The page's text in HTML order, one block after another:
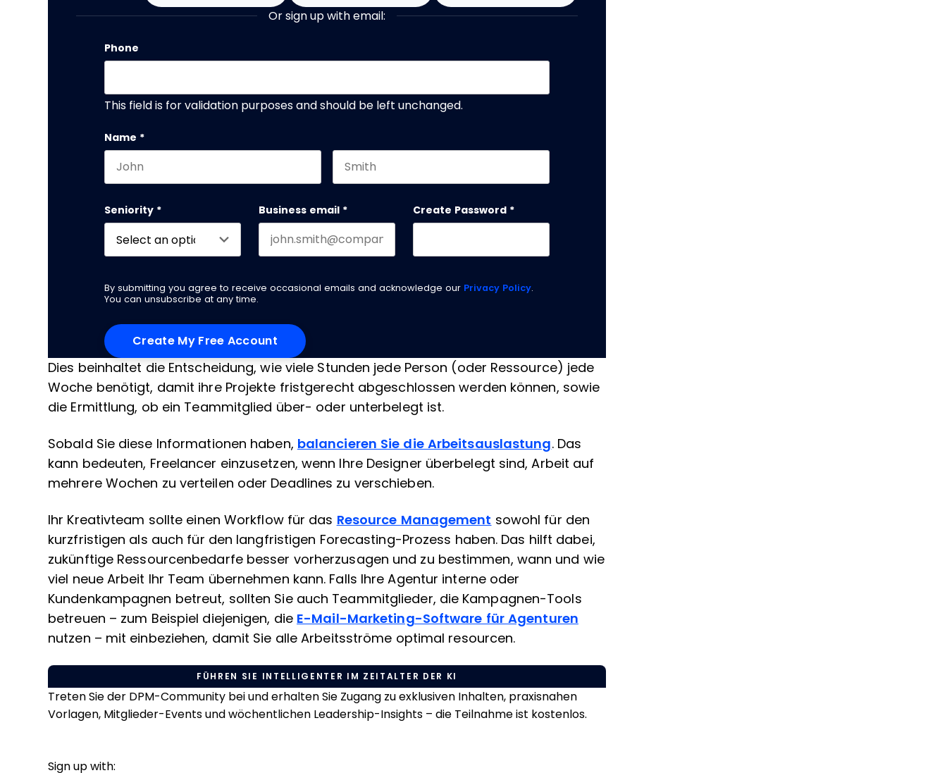
Or sign up with email:
Phone
This field is for validation purposes and should be left unchanged.
Name *
Seniority * Business email * Create Password *
By submitting you agree to receive occasional emails and acknowledge our Privacy Policy.
You can unsubscribe at any time.
Dies beinhaltet die Entscheidung, wie viele Stunden jede Person (oder Ressource) jede
Woche benötigt, damit ihre Projekte fristgerecht abgeschlossen werden können, sowie
die Ermittlung, ob ein Teammitglied über- oder unterbelegt ist.
Sobald Sie diese Informationen haben, balancieren Sie die Arbeitsauslastung. Das
kann bedeuten, Freelancer einzusetzen, wenn Ihre Designer überbelegt sind, Arbeit auf
mehrere Wochen zu verteilen oder Deadlines zu verschieben.
Ihr Kreativteam sollte einen Workflow für das Resource Management sowohl für den
kurzfristigen als auch für den langfristigen Forecasting-Prozess haben. Das hilft dabei,
zukünftige Ressourcenbedarfe besser vorherzusagen und zu bestimmen, wann und wie
viel neue Arbeit Ihr Team übernehmen kann. Falls Ihre Agentur interne oder
Kundenkampagnen betreut, sollten Sie auch Teammitglieder, die Kampagnen-Tools
betreuen – zum Beispiel diejenigen, die E-Mail-Marketing-Software für Agenturen
nutzen – mit einbeziehen, damit Sie alle Arbeitsströme optimal resourcen.
FÜHREN SIE INTELLIGENTER IM ZEITALTER DER KI
Treten Sie der DPM-Community bei und erhalten Sie Zugang zu exklusiven Inhalten, praxisnahen
Vorlagen, Mitglieder-Events und wöchentlichen Leadership-Insights – die Teilnahme ist kostenlos.
Sign up with: